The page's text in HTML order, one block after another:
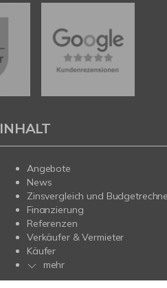
INHALT
Angebote
News
Zinsvergleich und
Finanzierung
Referenzen
Verkäufer & Vermieter
Käufer
mehr